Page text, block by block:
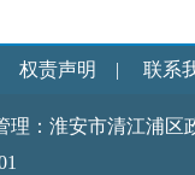
权责声明 | 联系
：淮安市清江浦区